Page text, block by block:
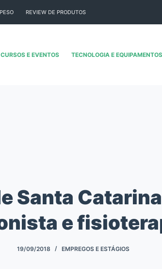
REVIEW DE PRODUTOS
CURSOS E EVENTOS TECNOLOGIA E EQUIPAMENTOS
Santa
e
19/09/2018 EMPREGOS E ESTÁGIOS